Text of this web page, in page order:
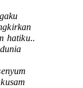
hatiku..